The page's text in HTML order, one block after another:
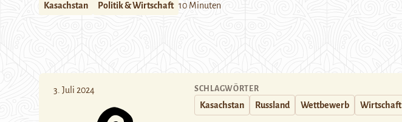
Kasachstan Politik & Wirtschaft 10 Minuten
3. Juli 2024 SCHLAGWÖRTER
Kasachstan Russland Wettbewerb Wirtschaft